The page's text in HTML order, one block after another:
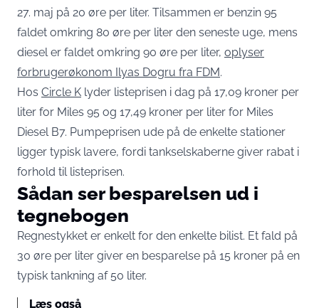
27. maj på 20 øre per liter. Tilsammen er benzin 95
faldet omkring 80 øre per liter den seneste uge, mens
diesel er faldet omkring 90 øre per liter, oplyser
forbrugerøkonom Ilyas Dogru fra FDM.
Hos Circle K lyder listeprisen i dag på 17,09 kroner per
liter for Miles 95 og 17,49 kroner per liter for Miles
Diesel B7. Pumpeprisen ude på de enkelte stationer
ligger typisk lavere, fordi tankselskaberne giver rabat i
forhold til listeprisen.
Sådan ser besparelsen ud i
tegnebogen
Regnestykket er enkelt for den enkelte bilist. Et fald på
30 øre per liter giver en besparelse på 15 kroner på en
typisk tankning af 50 liter.
Læs også